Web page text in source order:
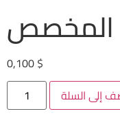
المخصص
0,100$
إلى السلة